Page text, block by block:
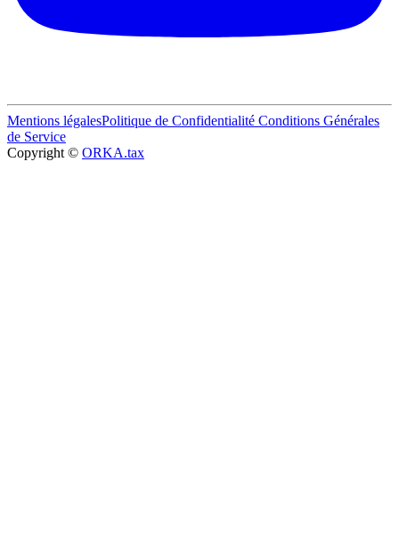
Mentions légalesPolitique de Confidentialité Conditions Générales
de Service
Copyright © ORKA.tax